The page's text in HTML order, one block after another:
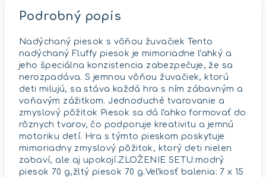
Podrobný popis
Nadýchaný piesok s vôňou žuvačiek Tento
nadýchaný Fluffy piesok je mimoriadne ľahký a
jeho špeciálna konzistencia zabezpečuje, že sa
nerozpadáva. S jemnou vôňou žuvačiek, ktorú
deti milujú, sa stáva každá hra s ním zábavným a
voňavým zážitkom. Jednoduché tvarovanie a
zmyslový pôžitok Piesok sa dá ľahko formovať do
rôznych tvarov, čo podporuje kreativitu a jemnú
motoriku detí. Hra s týmto pieskom poskytuje
mimoriadny zmyslový pôžitok, ktorý deti nielen
zabaví, ale aj upokojí.ZLOŽENIE SETU:modrý
piesok 70 g,žltý piesok 70 g.Veľkosť balenia: 7 x 15